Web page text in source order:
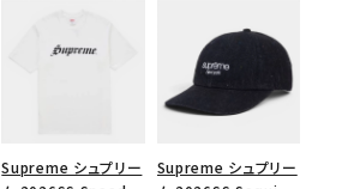
絞り込んで検索する
Supreme シュプリー
Supreme シュプリー